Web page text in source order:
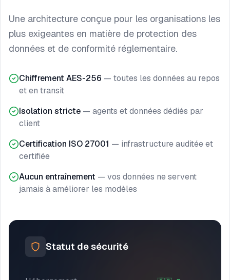
Une architecture conçue pour les organisations les
plus exigeantes en matière de protection des
données et de conformité réglementaire.
Chiffrement AES-256 — toutes les données au repos
et en transit
Isolation stricte — agents et données dédiés par
client
Certification ISO 27001 — infrastructure auditée et
certifiée
Aucun entraînement — vos données ne servent
jamais à améliorer les modèles
Statut de sécurité